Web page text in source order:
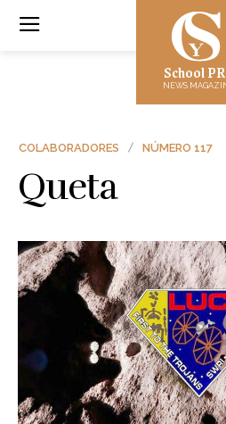
School
NEWS
COLABORADORES NÚMERO 117
Queta